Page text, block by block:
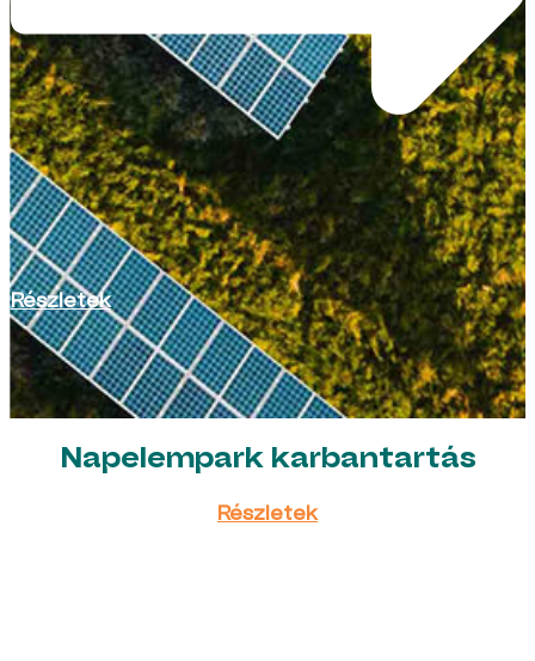
Részletek
Napelempark karbantartás
Részletek